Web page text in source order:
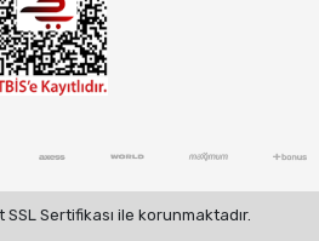
Sertifikası ile korunmaktadır.